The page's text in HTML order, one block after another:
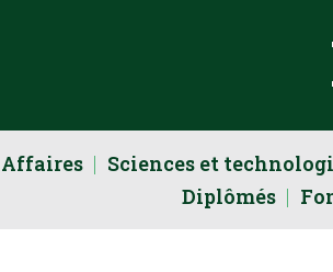
Affaires Sciences et
Diplômés